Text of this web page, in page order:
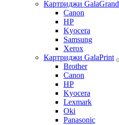
Картриджи GalaGrand
Canon
HP
Kyocera
Samsung
Xerox
Картриджи GalaPrint
Brother
Canon
HP
Kyocera
Lexmark
Oki
Panasonic